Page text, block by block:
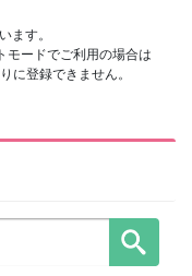
ます。
モードでご利用の場合は
に登録できません。